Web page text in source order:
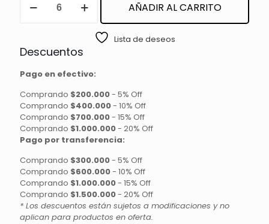
AÑADIR AL CARRITO
Lista de deseos
Descuentos
Pago en efectivo:
Comprando $200.000- 5% Off
Comprando $400.000- 10% Off
Comprando $700.000- 15% Off
Comprando $1.000.000- 20% Off
Pago por transferencia:
Comprando $300.000- 5% Off
Comprando $600.000- 10% Off
Comprando $1.000.000- 15% Off
Comprando $1.500.000- 20% Off
* Los descuentos están sujetos a modificaciones y no
aplican para productos en oferta.